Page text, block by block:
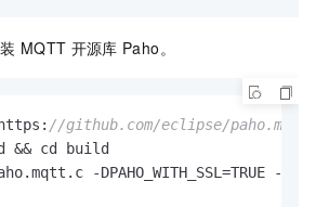
MQTT 开源库 Paho。
//github.com/eclipse/
&& cd build
-DPAHO_WITH_SSL=TRUE -